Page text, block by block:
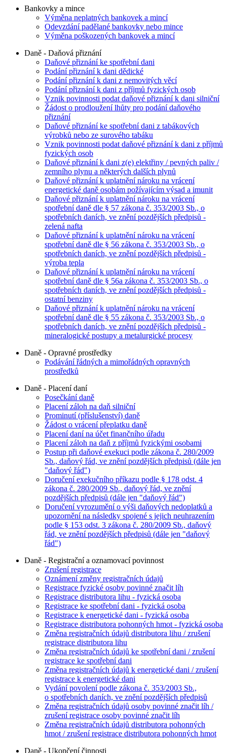
Bankovky a mince
Výměna neplatných bankovek a mincí
Odevzdání padělané bankovky nebo mince
Výměna poškozených bankovek a mincí
Daně - Daňová přiznání
Daňové přiznání ke spotřební dani
Podání přiznání k dani dědické
Podání přiznání k dani z nemovitých věcí
Podání přiznání k dani z příjmů fyzických osob
Vznik povinnosti podat daňové přiznání k dani silniční
Žádost o prodloužení lhůty pro podání daňového
přiznání
Daňové přiznání ke spotřební dani z tabákových
výrobků nebo ze surového tabáku
Vznik povinnosti podat daňové přiznání k dani z příjmů
fyzických osob
Daňové přiznání k dani z(e) elektřiny / pevných paliv /
zemního plynu a některých dalších plynů
Daňové přiznání k uplatnění nároku na vrácení
energetické daně osobám požívajícím výsad a imunit
Daňové přiznání k uplatnění nároku na vrácení
spotřební daně dle § 57 zákona č. 353/2003 Sb., o
spotřebních daních, ve znění pozdějších předpisů -
zelená nafta
Daňové přiznání k uplatnění nároku na vrácení
spotřební daně dle § 56 zákona č. 353/2003 Sb., o
spotřebních daních, ve znění pozdějších předpisů -
výroba tepla
Daňové přiznání k uplatnění nároku na vrácení
spotřební daně dle § 56a zákona č. 353/2003 Sb., o
spotřebních daních, ve znění pozdějších předpisů -
ostatní benziny
Daňové přiznání k uplatnění nároku na vrácení
spotřební daně dle § 55 zákona č. 353/2003 Sb., o
spotřebních daních, ve znění pozdějších předpisů -
mineralogické postupy a metalurgické procesy
Daně - Opravné prostředky
Podávání řádných a mimořádných opravných
prostředků
Daně - Placení daní
Posečkání daně
Placení záloh na daň silniční
Prominutí (příslušenství) daně
Žádost o vrácení přeplatku daně
Placení daní na účet finančního úřadu
Placení záloh na daň z příjmů fyzickými osobami
Postup při daňové exekuci podle zákona č. 280/2009
Sb., daňový řád, ve znění pozdějších předpisů (dále jen
"daňový řád")
Doručení exekučního příkazu podle § 178 odst. 4
zákona č. 280/2009 Sb., daňový řád, ve znění
pozdějších předpisů (dále jen "daňový řád")
Doručení vyrozumění o výši daňových nedoplatků a
upozornění na následky spojené s jejich neuhrazením
podle § 153 odst. 3 zákona č. 280/2009 Sb., daňový
řád, ve znění pozdějších předpisů (dále jen "daňový
řád")
Daně - Registrační a oznamovací povinnost
Zrušení registrace
Oznámení změny registračních údajů
Registrace fyzické osoby povinné značit líh
Registrace distributora lihu - fyzická osoba
Registrace ke spotřební dani - fyzická osoba
Registrace k energetické dani - fyzická osoba
Registrace distributora pohonných hmot - fyzická osoba
Změna registračních údajů distributora lihu / zrušení
registrace distributora lihu
Změna registračních údajů ke spotřební dani / zrušení
registrace ke spotřební dani
Změna registračních údajů k energetické dani / zrušení
registrace k energetické dani
Vydání povolení podle zákona č. 353/2003 Sb.,
o spotřebních daních, ve znění pozdějších předpisů
Změna registračních údajů osoby povinné značit líh /
zrušení registrace osoby povinné značit líh
Změna registračních údajů distributora pohonných
hmot / zrušení registrace distributora pohonných hmot
Daně - Ukončení činnosti